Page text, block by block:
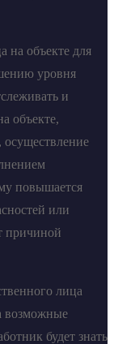
на объекте для
уровня
и
объекте,
осуществление
повышается
или
причиной
лица
возможные
будет знать